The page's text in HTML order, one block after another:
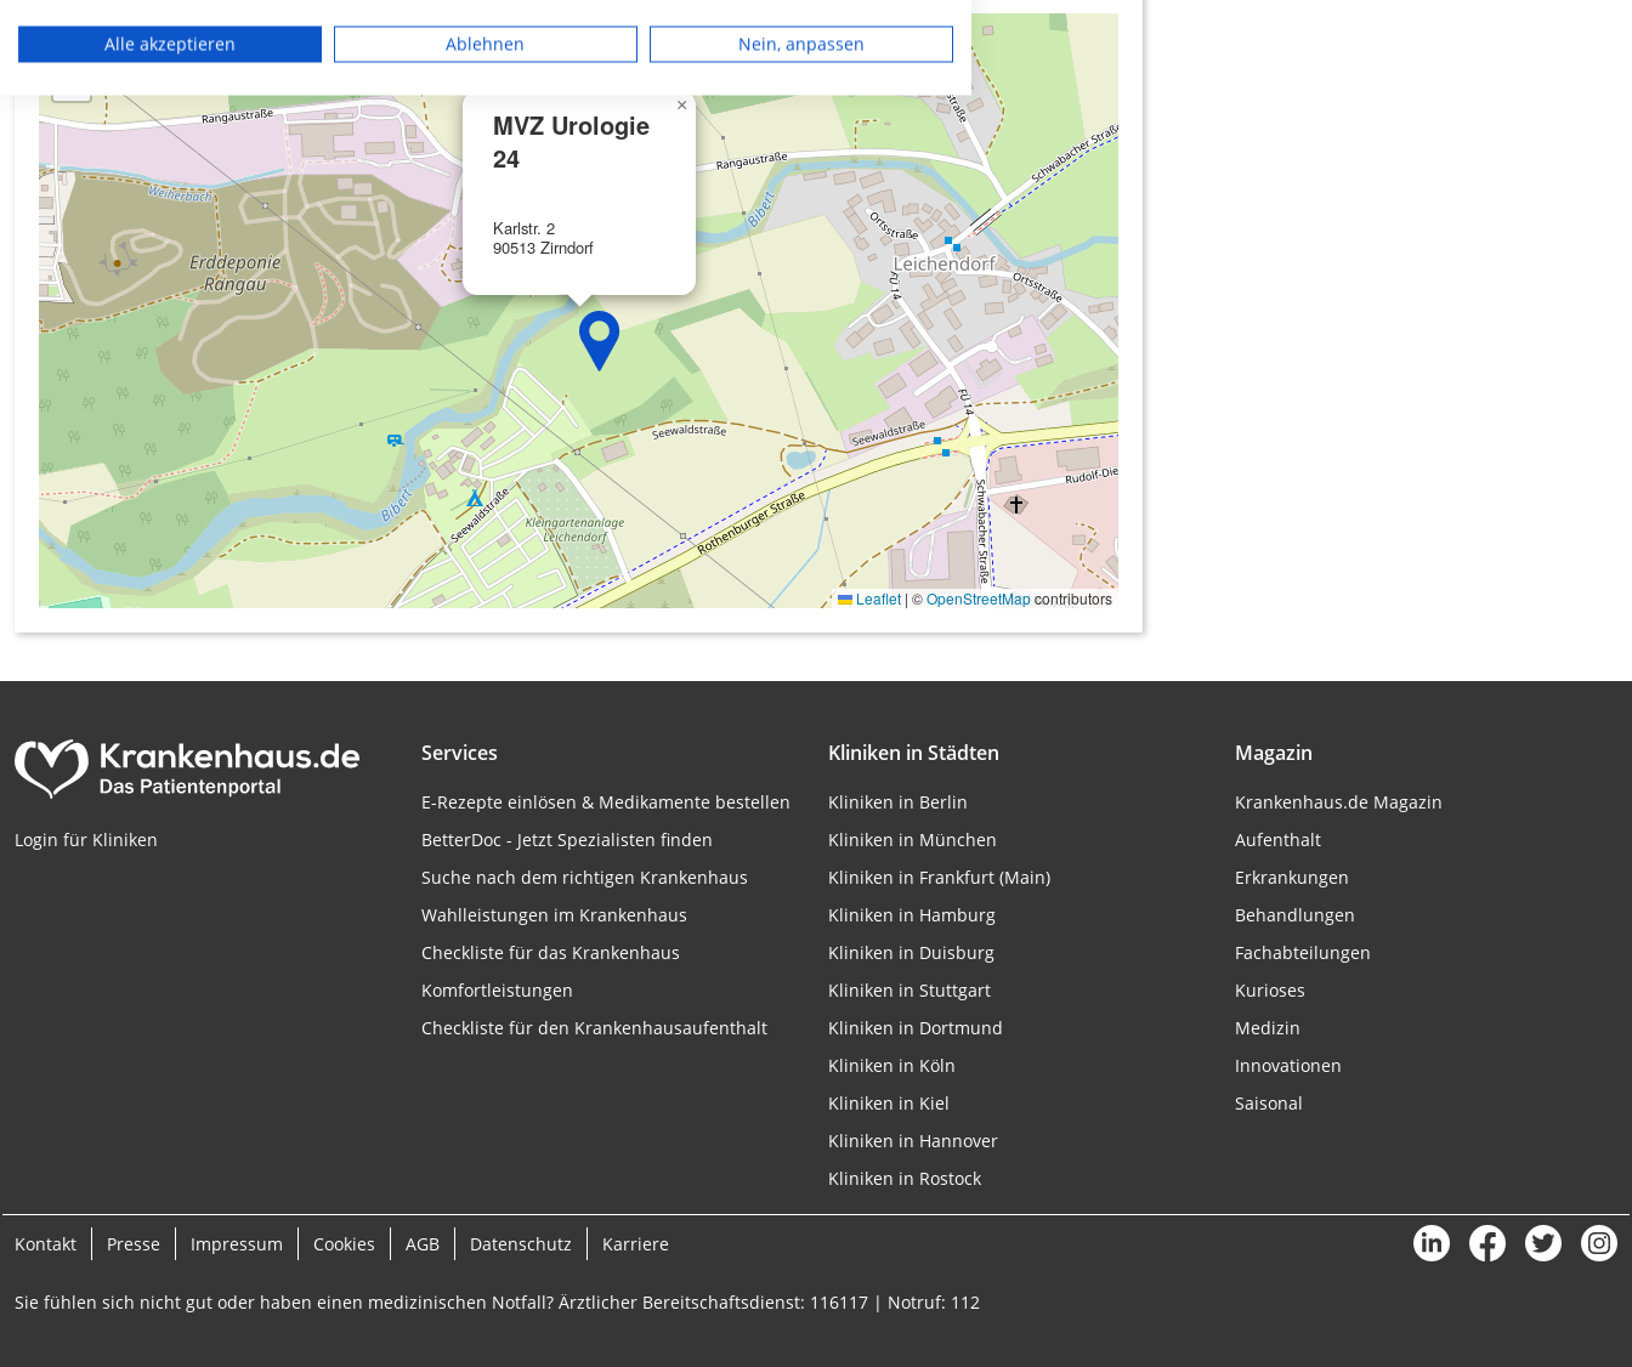
MVZ Urologie
24
Karlstr. 2
90513 Zirndorf
×
Leaflet | ©OpenStreetMapcontributors
Login für Kliniken
Services
E-Rezepte einlösen & Medikamente bestellen
BetterDoc - Jetzt Spezialisten finden
Suche nach dem richtigen Krankenhaus
Wahlleistungen im Krankenhaus
Checkliste für das Krankenhaus
Komfortleistungen
Checkliste für den Krankenhausaufenthalt
Kliniken in Städten
Kliniken in Berlin
Kliniken in München
Kliniken in Frankfurt (Main)
Kliniken in Hamburg
Kliniken in Duisburg
Kliniken in Stuttgart
Kliniken in Dortmund
Kliniken in Köln
Kliniken in Kiel
Kliniken in Hannover
Kliniken in Rostock
Magazin
Krankenhaus.de Magazin
Aufenthalt
Erkrankungen
Behandlungen
Fachabteilungen
Kurioses
Medizin
Innovationen
Saisonal
Kontakt Presse Impressum Cookies AGB Datenschutz Karriere
Sie fühlen sich nicht gut oder haben einen medizinischen Notfall? Ärztlicher Bereitschaftsdienst: 116117 | Notruf: 112
Verwendung reduzierter Daten zur Auswahl von Werbeanzeigen
Erstellung von Profilen für personalisierte Werbung
Verwendung von Profilen zur Auswahl personalisierter Werbung
Erstellung von Profilen zur Personalisierung von Inhalten
Verwendung von Profilen zur Auswahl personalisierter Inhalte
Messung der Werbeleistung
Messung der Performance von Inhalten
Analyse von Zielgruppen durch Statistiken oder Kombinationen von Daten aus
verschiedenen Quellen
Entwicklung und Verbesserung der Angebote
Verwendung reduzierter Daten zur Auswahl von Inhalten
IAB-Besonderheiten:
Verwendung genauer Standortdaten
Notwendig
Performance
Funktional
Alle akzeptieren Ablehnen Nein, anpassen